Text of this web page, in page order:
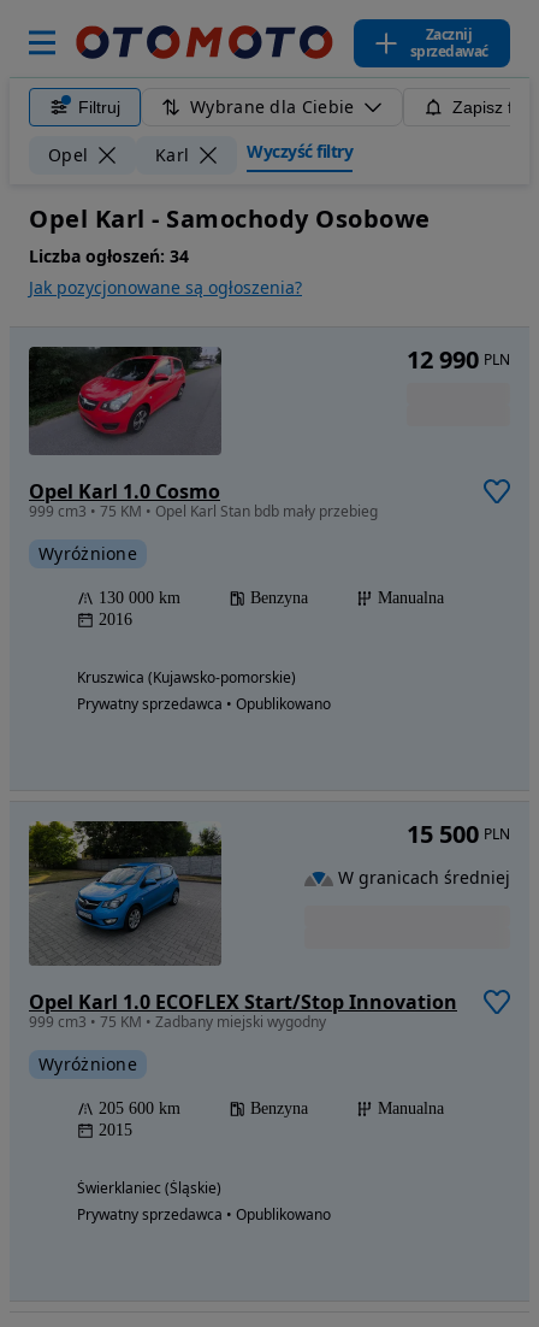
Zacznij
sprzedawać
Filtruj Wybrane dla Ciebie Zapisz
Opel Karl Wyczyść filtry
Opel Karl - Samochody Osobowe
Liczba ogłoszeń: 34
Jak pozycjonowane są ogłoszenia?
Opel Karl 1.0 Cosmo
999 cm3 • 75 KM • Opel Karl Stan bdb mały przebieg
Wyróżnione
130 000 km Benzyna
Manualna
2016
Kruszwica (Kujawsko-pomorskie)
Prywatny sprzedawca • Opublikowano
12 990 PLN
Opel Karl 1.0 ECOFLEX Start/Stop Innovation
999 cm3 • 75 KM • Zadbany miejski wygodny
Wyróżnione
205 600 km Benzyna
Manualna
2015
Świerklaniec (Śląskie)
Prywatny sprzedawca • Opublikowano
15 500 PLN
W granicach średniej